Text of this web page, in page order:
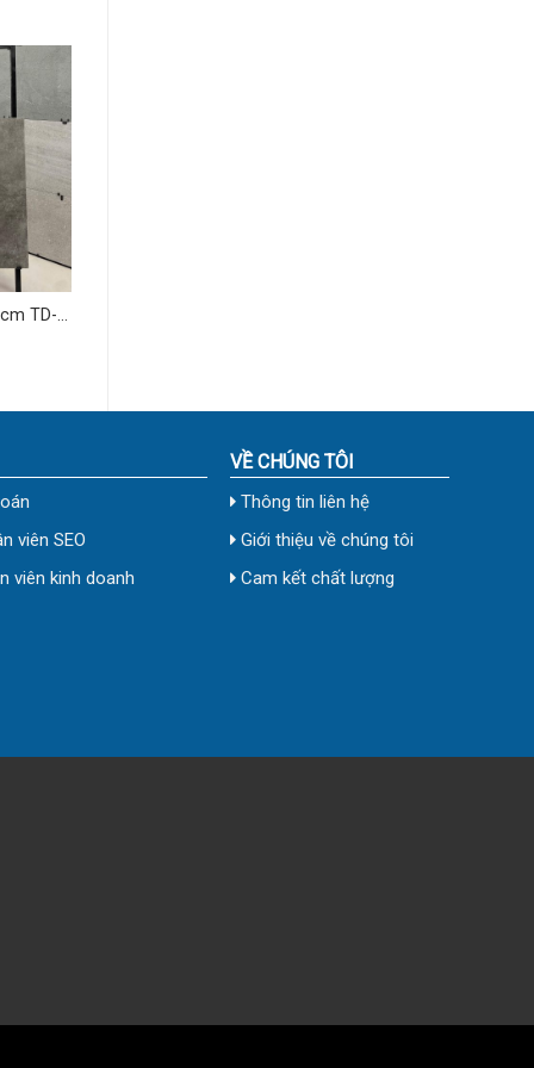
viên SEO
viên kinh doanh
VỀ CHÚNG TÔI
Thông tin liên hệ
Giới thiệu về chúng tôi
Cam kết chất lượng